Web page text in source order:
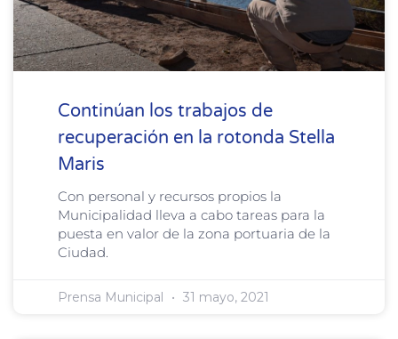
Continúan los trabajos de
recuperación en la rotonda Stella
Maris
Con personal y recursos propios la
Municipalidad lleva a cabo tareas para la
puesta en valor de la zona portuaria de la
Ciudad.
Prensa Municipal 31 mayo, 2021